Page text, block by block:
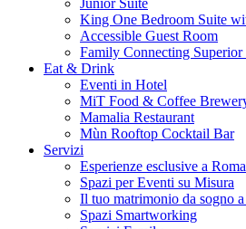
Junior Suite
King One Bedroom Suite
Accessible Guest Room
Family Connecting Superior
Eat & Drink
Eventi in Hotel
MiT Food & Coffee
Mamalia Restaurant
Mùn Rooftop Cocktail Bar
Servizi
Esperienze esclusive a Roma
Spazi per Eventi su Misura
Il tuo matrimonio da sogno
Spazi Smartworking